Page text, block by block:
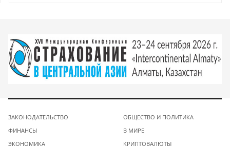
ЗАКОНОДАТЕЛЬСТВО
ФИНАНСЫ
ЭКОНОМИКА
ОБЩЕСТВО И ПОЛИТИКА
В МИРЕ
КРИПТОВАЛЮТЫ